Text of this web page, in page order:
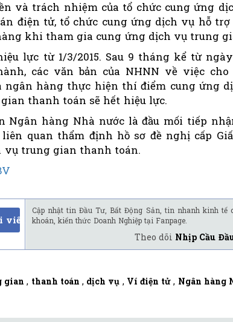
và trách nhiệm của tổ chức cung ứng
điện tử, tổ chức cung ứng dịch vụ hỗ
khi tham gia cung ứng dịch vụ trung
lực từ 1/3/2015. Sau 9 tháng kể từ
các văn bản của NHNN về việc cho
ngân hàng thực hiện thí điểm cung ứng
thanh toán sẽ hết hiệu lực.
Ngân hàng Nhà nước là đầu mối tiếp
quan thẩm định hồ sơ đề nghị cấp
vụ trung gian thanh toán.
viết
Cập nhật tin Đầu Tư, Bất Động Sản, tin nhanh kinh tế
khoán, kiến thức Doanh Nghiệp tại Fanpage.
Theo dõi Nhịp Cầu
gian , thanh toán , dịch vụ , Ví điện tử , Ngân hàng